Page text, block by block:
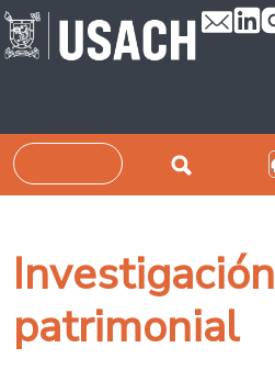
Passar para o conteúdo principal
Pesquisar
Investigación
patrimonial